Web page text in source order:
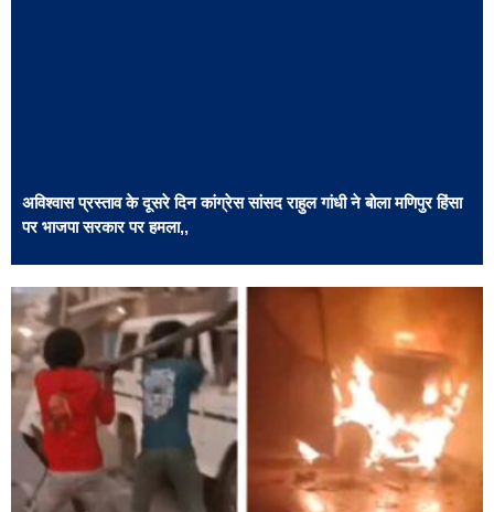
अविश्वास प्रस्ताव के दूसरे दिन कांग्रेस सांसद राहुल गांधी ने बोला मणिपुर हिंसा
पर भाजपा सरकार पर हमला,,